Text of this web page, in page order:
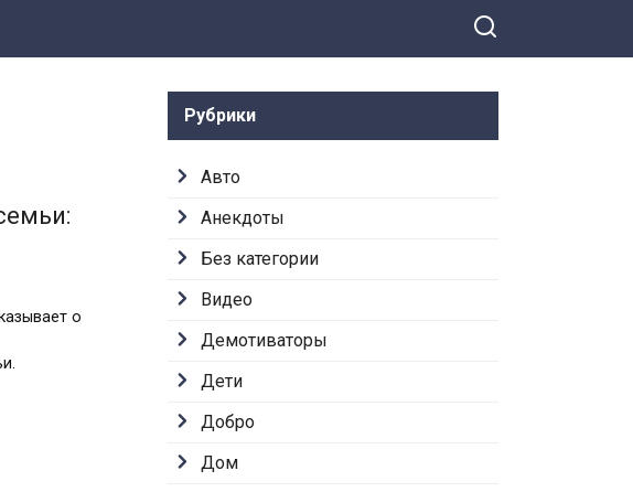
о
Рубрики
Авто
Анекдоты
Без категории
Видео
Демотиваторы
Дети
Добро
Дом